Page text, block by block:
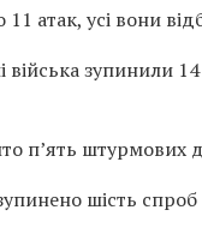
атак, усі вони
війська зупинили
п’ять штурмових
шість